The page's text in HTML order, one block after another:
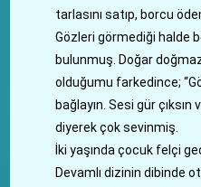
tarlasını satıp, borcu
Gözleri görmediği halde
bulunmuş. Doğar
olduğumu farkedince;
bağlayın. Sesi gür çıksın
diyerek çok sevinmiş.
İki yaşında çocuk felçi
Devamlı dizinin dibinde